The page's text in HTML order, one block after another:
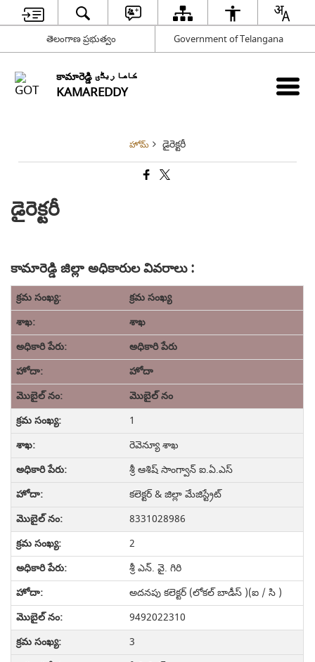
తెలంగాణ ప్రభుత్వం Government of Telangana
కామారెడ్డి کاما ریڈّی
KAMAREDDY
హోమ్ డైరెక్టరీ
డైరెక్టరీ
కామారెడ్డి జిల్లా అధికారుల వివరాలు :
క్రమ సంఖ్య
శాఖ
అధికారి పేరు
హోదా
మొబైల్ నం
1
రెవెన్యూ శాఖ
శ్రీ ఆశిష్ సాంగ్వాన్ ఐ.ఏ.ఎస్
కలెక్టర్ & జిల్లా మేజిస్ట్రేట్
8331028986
2
శ్రీ ఎన్. వై. గిరి
అదనపు కలెక్టర్ (లోకల్ బాడీస్ )(ఐ / సి )
9492022310
3